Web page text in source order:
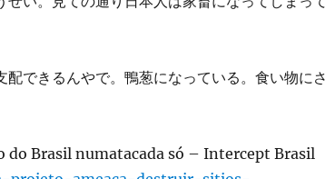
できるんやで。鴨葱になっている。食い物にさ
do Brasil numatacada só – Intercept Brasil